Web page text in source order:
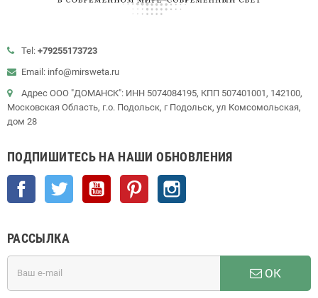
Tel: +79255173723
Email: info@mirsweta.ru
Адрес ООО "ДОМАНСК": ИНН 5074084195, КПП 507401001, 142100,
Московская Область, г.о. Подольск, г Подольск, ул Комсомольская,
дом 28
ПОДПИШИТЕСЬ НА НАШИ ОБНОВЛЕНИЯ
Facebook Twitter YouTube Pinterest
РАССЫЛКА
ОК